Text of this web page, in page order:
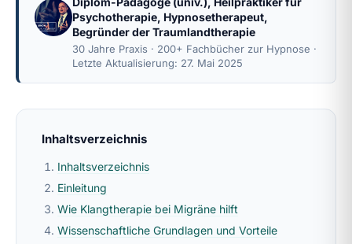
Psychotherapie, Hypnosetherapeut,
Begründer der Traumlandtherapie
30 Jahre Praxis · 200+ Fachbücher zur Hypnose ·
Letzte Aktualisierung: 27. Mai 2025
Inhaltsverzeichnis
Inhaltsverzeichnis
Einleitung
Wie Klangtherapie bei Migräne hilft
Wissenschaftliche Grundlagen und Vorteile